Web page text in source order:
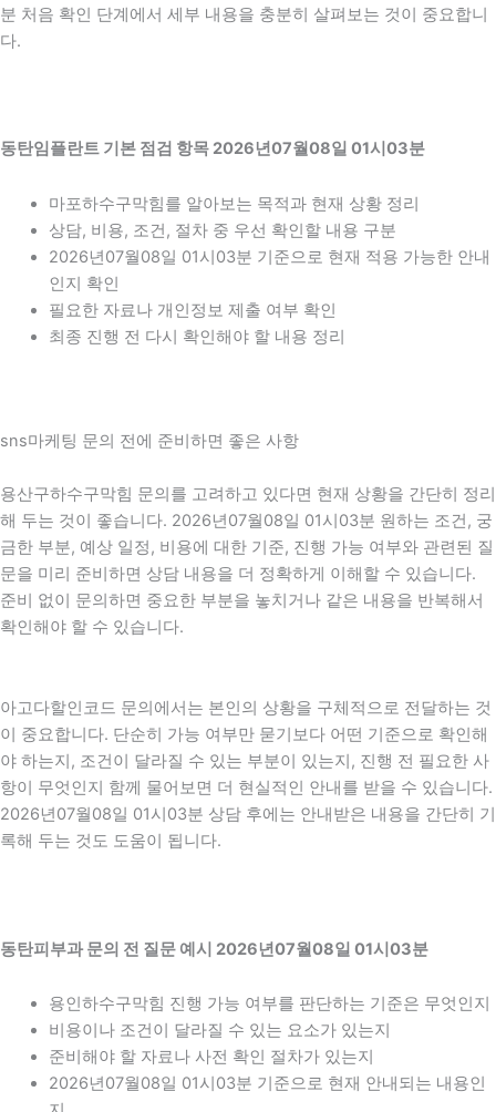
분 처음 확인 단계에서 세부 내용을 충분히 살펴보는 것이 중요합니
다.
동탄임플란트 기본 점검 항목 2026년07월08일 01시03분
마포하수구막힘를 알아보는 목적과 현재 상황 정리
상담, 비용, 조건, 절차 중 우선 확인할 내용 구분
2026년07월08일 01시03분 기준으로 현재 적용 가능한 안내
인지 확인
필요한 자료나 개인정보 제출 여부 확인
최종 진행 전 다시 확인해야 할 내용 정리
sns마케팅 문의 전에 준비하면 좋은 사항
용산구하수구막힘 문의를 고려하고 있다면 현재 상황을 간단히 정리
해 두는 것이 좋습니다. 2026년07월08일 01시03분 원하는 조건, 궁
금한 부분, 예상 일정, 비용에 대한 기준, 진행 가능 여부와 관련된 질
문을 미리 준비하면 상담 내용을 더 정확하게 이해할 수 있습니다.
준비 없이 문의하면 중요한 부분을 놓치거나 같은 내용을 반복해서
확인해야 할 수 있습니다.
아고다할인코드 문의에서는 본인의 상황을 구체적으로 전달하는 것
이 중요합니다. 단순히 가능 여부만 묻기보다 어떤 기준으로 확인해
야 하는지, 조건이 달라질 수 있는 부분이 있는지, 진행 전 필요한 사
항이 무엇인지 함께 물어보면 더 현실적인 안내를 받을 수 있습니다.
2026년07월08일 01시03분 상담 후에는 안내받은 내용을 간단히 기
록해 두는 것도 도움이 됩니다.
동탄피부과 문의 전 질문 예시 2026년07월08일 01시03분
용인하수구막힘 진행 가능 여부를 판단하는 기준은 무엇인지
비용이나 조건이 달라질 수 있는 요소가 있는지
준비해야 할 자료나 사전 확인 절차가 있는지
2026년07월08일 01시03분 기준으로 현재 안내되는 내용인